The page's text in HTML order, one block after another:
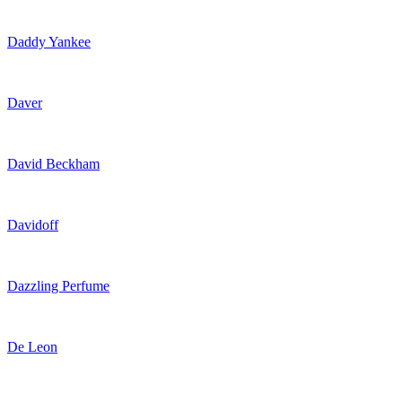
Daddy Yankee
Daver
David Beckham
Davidoff
Dazzling Perfume
De Leon